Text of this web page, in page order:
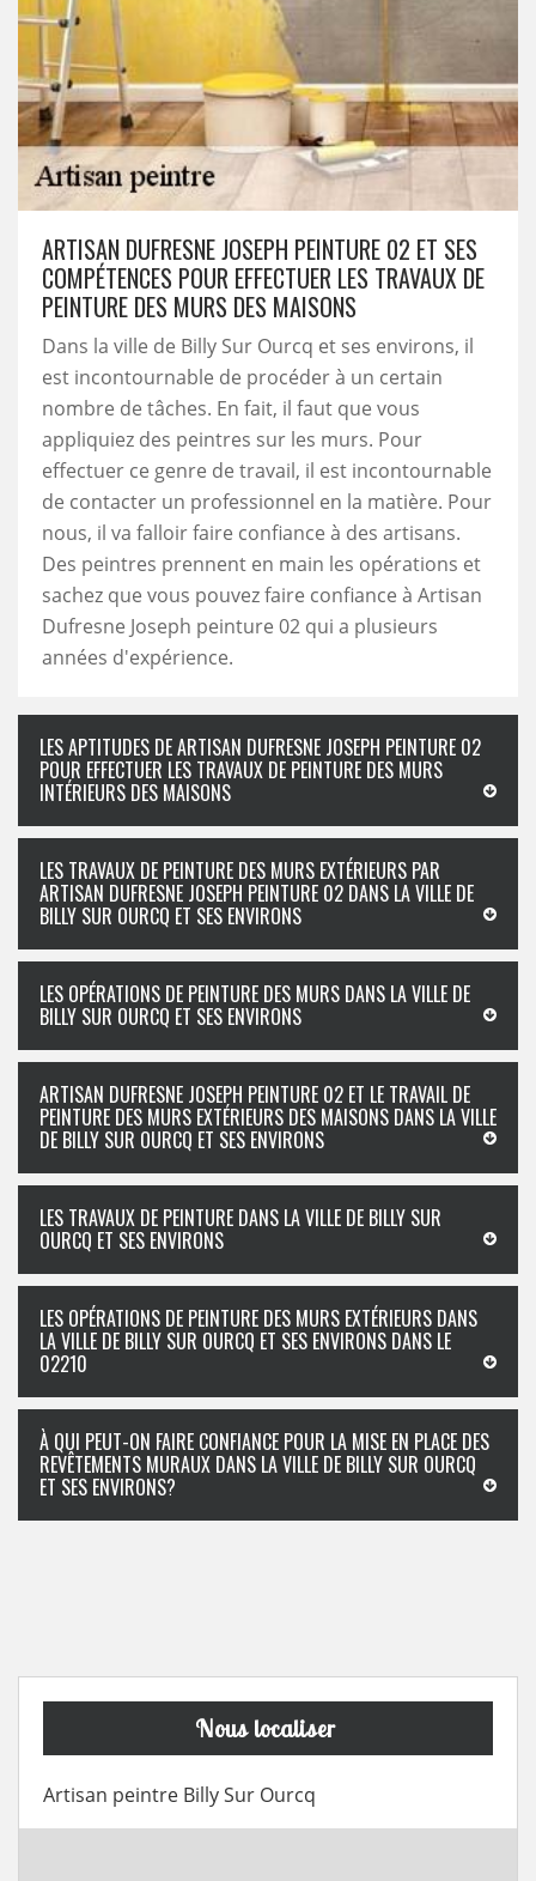
ARTISAN DUFRESNE JOSEPH PEINTURE 02 ET SES
COMPÉTENCES POUR EFFECTUER LES TRAVAUX DE
PEINTURE DES MURS DES MAISONS
Dans la ville de Billy Sur Ourcq et ses environs, il
est incontournable de procéder à un certain
nombre de tâches. En fait, il faut que vous
appliquiez des peintres sur les murs. Pour
effectuer ce genre de travail, il est incontournable
de contacter un professionnel en la matière. Pour
nous, il va falloir faire confiance à des artisans.
Des peintres prennent en main les opérations et
sachez que vous pouvez faire confiance à Artisan
Dufresne Joseph peinture 02 qui a plusieurs
années d'expérience.
LES APTITUDES DE ARTISAN DUFRESNE JOSEPH PEINTURE 02
POUR EFFECTUER LES TRAVAUX DE PEINTURE DES MURS
INTÉRIEURS DES MAISONS
LES TRAVAUX DE PEINTURE DES MURS EXTÉRIEURS PAR
ARTISAN DUFRESNE JOSEPH PEINTURE 02 DANS LA VILLE DE
BILLY SUR OURCQ ET SES ENVIRONS
LES OPÉRATIONS DE PEINTURE DES MURS DANS LA VILLE DE
BILLY SUR OURCQ ET SES ENVIRONS
ARTISAN DUFRESNE JOSEPH PEINTURE 02 ET LE TRAVAIL DE
PEINTURE DES MURS EXTÉRIEURS DES MAISONS DANS LA VILLE
DE BILLY SUR OURCQ ET SES ENVIRONS
LES TRAVAUX DE PEINTURE DANS LA VILLE DE BILLY SUR
OURCQ ET SES ENVIRONS
LES OPÉRATIONS DE PEINTURE DES MURS EXTÉRIEURS DANS
LA VILLE DE BILLY SUR OURCQ ET SES ENVIRONS DANS LE
02210
À QUI PEUT-ON FAIRE CONFIANCE POUR LA MISE EN PLACE DES
REVÊTEMENTS MURAUX DANS LA VILLE DE BILLY SUR OURCQ
ET SES ENVIRONS?
Nous localiser
Artisan peintre Billy Sur Ourcq